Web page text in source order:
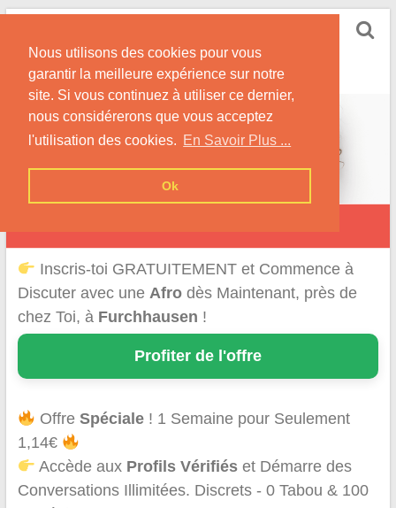
Nous utilisons des cookies pour vous
garantir la meilleure expérience sur notre
site. Si vous continuez à utiliser ce dernier,
nous considérerons que vous acceptez
l'utilisation des cookies. En Savoir Plus ...
Ok
Skip
content
Conseils pour des Rencontres Coquines avec des
Afros !
Inscris-toi GRATUITEMENT et Commence à
Discuter avec une Afrodès Maintenant, près de
chez Toi, à Furchhausen !
Profiter de l'offre
OffreSpéciale ! 1 Semaine pour Seulement
1,14€
Accède aux Profils Vérifiés et Démarre des
Conversations Illimitées. Discrets - 0 Tabou & 100